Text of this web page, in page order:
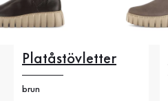
Platåstövletter
brun